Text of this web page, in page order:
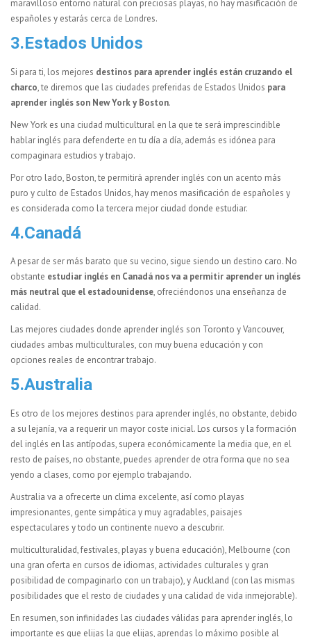
maravilloso entorno natural con preciosas playas, no hay masificación de
españoles y estarás cerca de Londres.
3.Estados Unidos
Si para ti, los mejores destinos para aprender inglés están cruzando el
charco, te diremos que las ciudades preferidas de Estados Unidos para
aprender inglés son New York y Boston.
New York es una ciudad multicultural en la que te será imprescindible
hablar inglés para defenderte en tu día a día, además es idónea para
compaginara estudios y trabajo.
Por otro lado, Boston, te permitirá aprender inglés con un acento más
puro y culto de Estados Unidos, hay menos masificación de españoles y
es considerada como la tercera mejor ciudad donde estudiar.
4.Canadá
A pesar de ser más barato que su vecino, sigue siendo un destino caro. No
obstante estudiar inglés en Canadá nos va a permitir aprender un inglés
más neutral que el estadounidense, ofreciéndonos una enseñanza de
calidad.
Las mejores ciudades donde aprender inglés son Toronto y Vancouver,
ciudades ambas multiculturales, con muy buena educación y con
opciones reales de encontrar trabajo.
5.Australia
Es otro de los mejores destinos para aprender inglés, no obstante, debido
a su lejanía, va a requerir un mayor coste inicial. Los cursos y la formación
del inglés en las antípodas, supera económicamente la media que, en el
resto de países, no obstante, puedes aprender de otra forma que no sea
yendo a clases, como por ejemplo trabajando.
Australia va a ofrecerte un clima excelente, así como playas
impresionantes, gente simpática y muy agradables, paisajes
espectaculares y todo un continente nuevo a descubrir.
multiculturalidad, festivales, playas y buena educación), Melbourne (con
una gran oferta en cursos de idiomas, actividades culturales y gran
posibilidad de compaginarlo con un trabajo), y Auckland (con las mismas
posibilidades que el resto de ciudades y una calidad de vida inmejorable).
En resumen, son infinidades las ciudades válidas para aprender inglés, lo
importante es que elijas la que elijas, aprendas lo máximo posible al